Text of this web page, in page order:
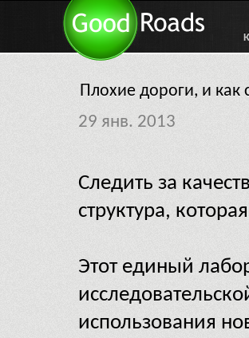
Плохие дороги, и как
29 янв. 2013
Следить за
структура,
Этот единый
использования